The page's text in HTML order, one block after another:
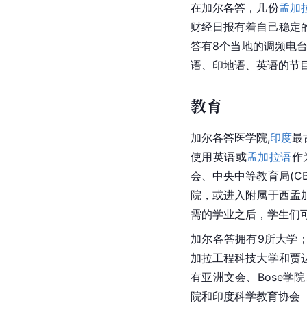
在加尔各答，几份孟加
财经日报有着自己稳定
答有8个当地的调频电
语、印地语、英语的节
教育
加尔各答医学院,印度最
使用英语或孟加拉语作
会、中央中等教育局
院 ，或进入附属于西
需的学业之后，学生们
加尔各答拥有9所大学
加拉工程科技大学和贾
有亚洲文会、Bose学
院和印度科学教育协会